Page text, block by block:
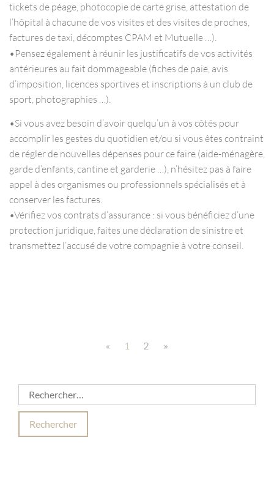
tickets de péage, photocopie de carte grise, attestation de
l’hôpital à chacune de vos visites et des visites de proches,
factures de taxi, décomptes CPAM et Mutuelle …).
•Pensez également à réunir les justificatifs de vos activités
antérieures au fait dommageable (fiches de paie, avis
d’imposition, licences sportives et inscriptions à un club de
sport, photographies …).
•Si vous avez besoin d’avoir quelqu’un à vos côtés pour
accomplir les gestes du quotidien et/ou si vous êtes contraint
de régler de nouvelles dépenses pour ce faire (aide-ménagère,
garde d’enfants, cantine et garderie …), n’hésitez pas à faire
appel à des organismes ou professionnels spécialisés et à
conserver les factures.
•Vérifiez vos contrats d’assurance : si vous bénéficiez d’une
protection juridique, faites une déclaration de sinistre et
transmettez l’accusé de votre compagnie à votre conseil.
« 1 2 »